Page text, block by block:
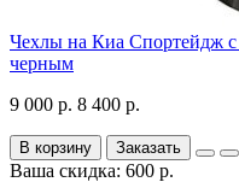
Чехлы на Киа Спортейдж с
черным
9 000 р. 8 400 р.
В корзину Заказать
Ваша скидка: 600 р.